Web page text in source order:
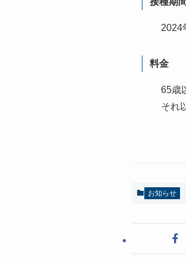
2024
料金
65歳
それ
お知らせ